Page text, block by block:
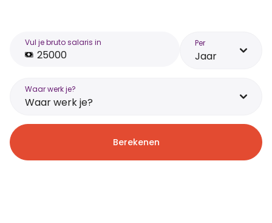
Vul je bruto salaris in Per
Jaar
Waar werk je?
Waar werk je?
Berekenen